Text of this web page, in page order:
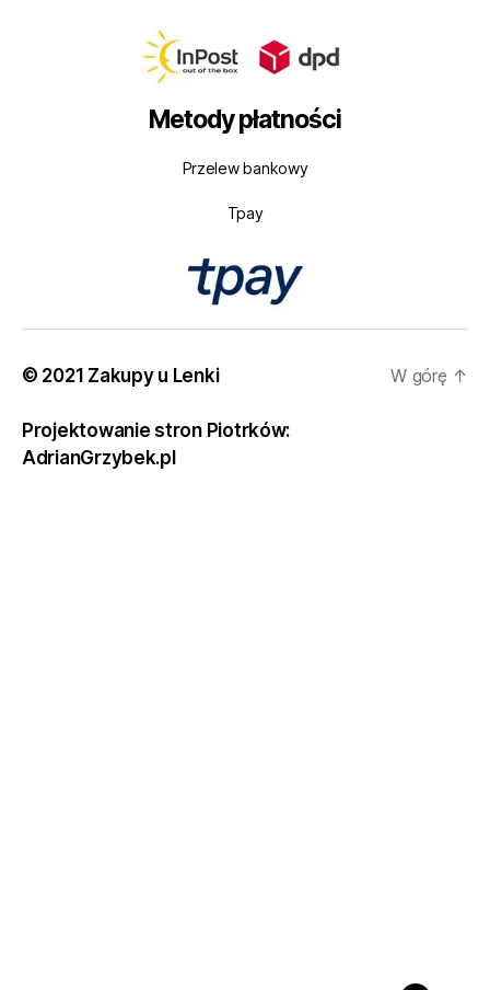
Metody płatności
Przelew bankowy
Tpay
© 2021 Zakupy u Lenki
Projektowanie stron Piotrków:
AdrianGrzybek.pl
W górę ↑